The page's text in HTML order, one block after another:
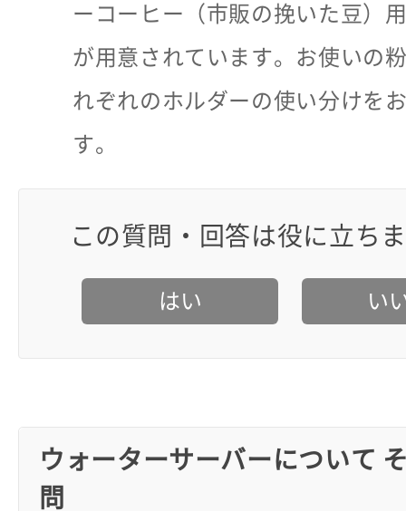
ーコーヒー（市販の挽いた豆）
が用意されています。お使いの
れぞれのホルダーの使い分けを
す。
この質問・回答は役に立ち
はい い
ウォーターサーバーについて
問